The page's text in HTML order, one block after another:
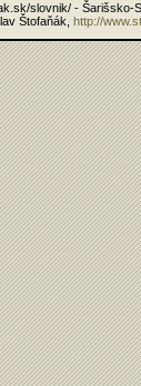
slovnik/ -
Štofaňák,
http://